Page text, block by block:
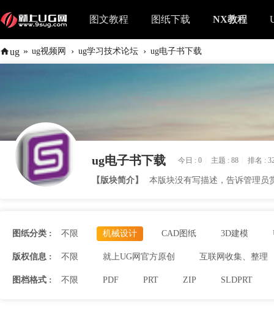
图文教程 图纸下载 NX教程
ug » ug视频网 › ug学习技术论坛 › ug电子书下载
ug电子书下载 今日 : 0 主题 : 88 排名 :
【版块简介】 本版块没有写描述，告诉管理员
图纸分类 : 不限 机械设计 CAD图纸 3D建模
版权信息 : 不限 就上UG网官方原创 互联网收集、整理
图档格式 : 不限 PDF PRT ZIP SLDPRT